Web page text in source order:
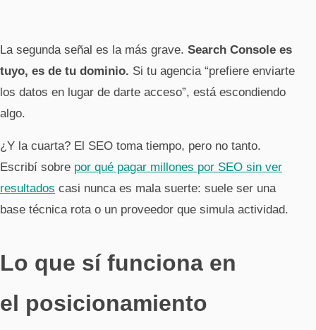
La segunda señal es la más grave. Search Console es
tuyo, es de tu dominio. Si tu agencia “prefiere enviarte
los datos en lugar de darte acceso”, está escondiendo
algo.
¿Y la cuarta? El SEO toma tiempo, pero no tanto.
Escribí sobre por qué pagar millones por SEO sin ver
resultados casi nunca es mala suerte: suele ser una
base técnica rota o un proveedor que simula actividad.
Lo que sí funciona en
el posicionamiento